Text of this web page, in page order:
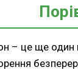
– це ще один